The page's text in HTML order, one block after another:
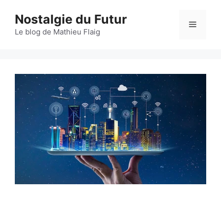
contenu
Nostalgie du Futur
Le blog de Mathieu Flaig
Menu